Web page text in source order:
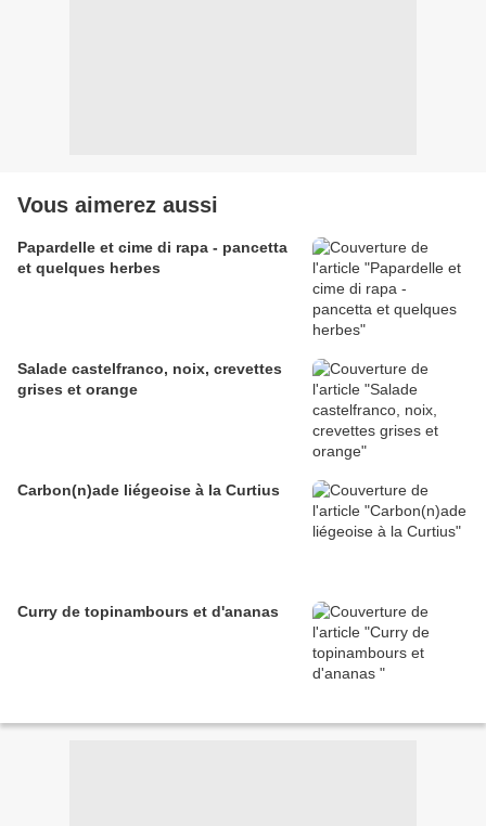
Vous aimerez aussi
Papardelle et cime di rapa - pancetta
et quelques herbes
Salade castelfranco, noix, crevettes
grises et orange
Carbon(n)ade liégeoise à la Curtius
Curry de topinambours et d'ananas